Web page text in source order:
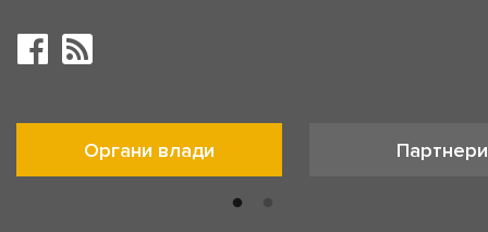
Органи влади Партнери